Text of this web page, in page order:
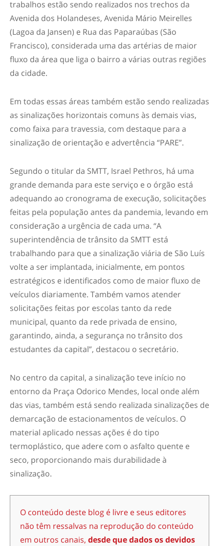
trabalhos estão sendo realizados nos trechos da
Avenida dos Holandeses, Avenida Mário Meirelles
(Lagoa da Jansen) e Rua das Paparaúbas (São
Francisco), considerada uma das artérias de maior
fluxo da área que liga o bairro a várias outras regiões
da cidade.
Em todas essas áreas também estão sendo realizadas
as sinalizações horizontais comuns às demais vias,
como faixa para travessia, com destaque para a
sinalização de orientação e advertência “PARE”.
Segundo o titular da SMTT, Israel Pethros, há uma
grande demanda para este serviço e o órgão está
adequando ao cronograma de execução, solicitações
feitas pela população antes da pandemia, levando em
consideração a urgência de cada uma. “A
superintendência de trânsito da SMTT está
trabalhando para que a sinalização viária de São Luís
volte a ser implantada, inicialmente, em pontos
estratégicos e identificados como de maior fluxo de
veículos diariamente. Também vamos atender
solicitações feitas por escolas tanto da rede
municipal, quanto da rede privada de ensino,
garantindo, ainda, a segurança no trânsito dos
estudantes da capital”, destacou o secretário.
No centro da capital, a sinalização teve início no
entorno da Praça Odorico Mendes, local onde além
das vias, também está sendo realizada sinalizações de
demarcação de estacionamentos de veículos. O
material aplicado nessas ações é do tipo
termoplástico, que adere com o asfalto quente e
seco, proporcionando mais durabilidade à
sinalização.
O conteúdo deste blog é livre e seus editores
não têm ressalvas na reprodução do conteúdo
em outros canais, desde que dados os devidos